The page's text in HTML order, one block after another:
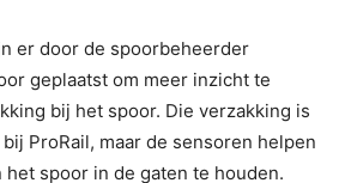
er door de spoorbeheerder
geplaatst om meer inzicht te
bij het spoor. Die verzakking is
ProRail, maar de sensoren helpen
spoor in de gaten te houden.